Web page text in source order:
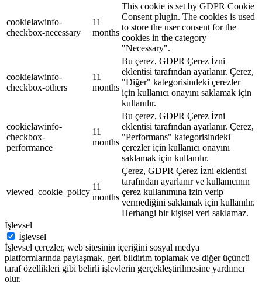
cookielawinfo-
checkbox-necessary
11
months
This cookie is set by GDPR Cookie
Consent plugin. The cookies is used
to store the user consent for the
cookies in the category
"Necessary".
cookielawinfo-
checkbox-others
11
months
Bu çerez, GDPR Çerez İzni
eklentisi tarafından ayarlanır. Çerez,
"Diğer" kategorisindeki çerezler
için kullanıcı onayını saklamak için
kullanılır.
cookielawinfo-
checkbox-
performance
11
months
Bu çerez, GDPR Çerez İzni
eklentisi tarafından ayarlanır. Çerez,
"Performans" kategorisindeki
çerezler için kullanıcı onayını
saklamak için kullanılır.
viewed_cookie_policy
11
months
Çerez, GDPR Çerez İzni eklentisi
tarafından ayarlanır ve kullanıcının
çerez kullanımına izin verip
vermediğini saklamak için kullanılır.
Herhangi bir kişisel veri saklamaz.
İşlevsel
İşlevsel
İşlevsel çerezler, web sitesinin içeriğini sosyal medya
platformlarında paylaşmak, geri bildirim toplamak ve diğer üçüncü
taraf özellikleri gibi belirli işlevlerin gerçekleştirilmesine yardımcı
olur.